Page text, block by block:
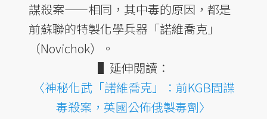
謀殺案——相同，其中毒的原因，都是
前蘇聯的特製化學兵器「諾維喬克」
（Novichok）。
▌延伸閱讀：
〈神秘化武「諾維喬克」：前KGB間諜
毒殺案，英國公佈俄製毒劑〉